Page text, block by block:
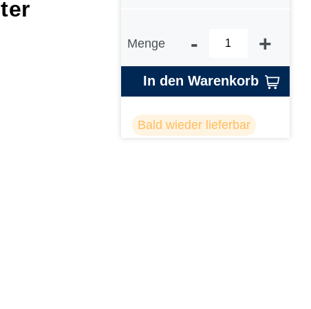
Menge - +
In den Warenkorb
Bald wieder lieferbar